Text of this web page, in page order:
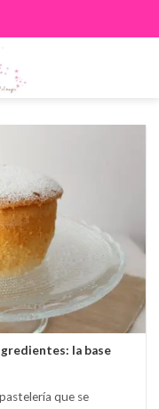
la base
que se